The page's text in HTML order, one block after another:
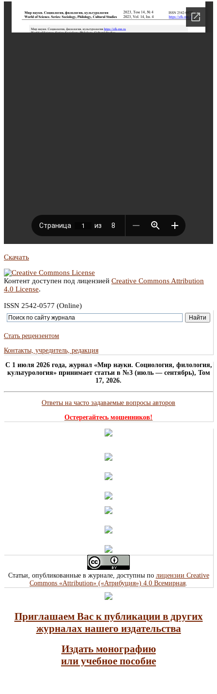
Скачать
Контент доступен под лицензией Creative Commons Attribution
4.0 License.
ISSN 2542-0577 (Online)
Стать рецензентом
Контакты, учредитель, редакция
C 1 июля 2026 года, журнал «Мир науки. Социология, филология,
культурология» принимает статьи в №3 (июль — сентябрь), Том
17, 2026.
Ответы на часто задаваемые вопросы авторов
Остерегайтесь мошенников!
Статьи, опубликованные в журнале, доступны по лицензии Creative
Commons «Attribution» («Атрибуция») 4.0 Всемирная.
Приглашаем Вас к публикации в других
журналах нашего издательства
Издать монографию
или учебное пособие